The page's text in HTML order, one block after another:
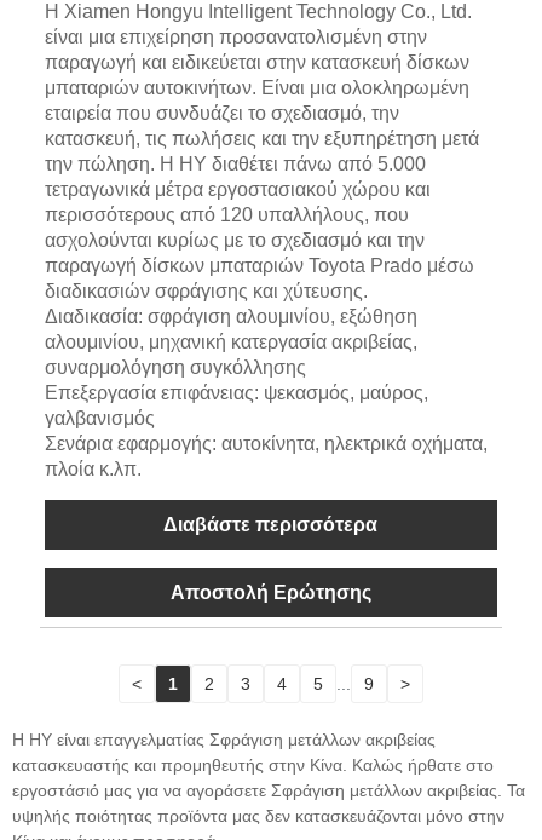
Η Xiamen Hongyu Intelligent Technology Co., Ltd.
είναι μια επιχείρηση προσανατολισμένη στην
παραγωγή και ειδικεύεται στην κατασκευή δίσκων
μπαταριών αυτοκινήτων. Είναι μια ολοκληρωμένη
εταιρεία που συνδυάζει το σχεδιασμό, την
κατασκευή, τις πωλήσεις και την εξυπηρέτηση μετά
την πώληση. Η HY διαθέτει πάνω από 5.000
τετραγωνικά μέτρα εργοστασιακού χώρου και
περισσότερους από 120 υπαλλήλους, που
ασχολούνται κυρίως με το σχεδιασμό και την
παραγωγή δίσκων μπαταριών Toyota Prado μέσω
διαδικασιών σφράγισης και χύτευσης.
Διαδικασία: σφράγιση αλουμινίου, εξώθηση
αλουμινίου, μηχανική κατεργασία ακριβείας,
συναρμολόγηση συγκόλλησης
Επεξεργασία επιφάνειας: ψεκασμός, μαύρος,
γαλβανισμός
Σενάρια εφαρμογής: αυτοκίνητα, ηλεκτρικά οχήματα,
πλοία κ.λπ.
Διαβάστε περισσότερα
Αποστολή Ερώτησης
< 1 2 3 4 5 9 >
Η HY είναι επαγγελματίας Σφράγιση μετάλλων ακριβείας
κατασκευαστής και προμηθευτής στην Κίνα. Καλώς ήρθατε στο
εργοστάσιό μας για να αγοράσετε Σφράγιση μετάλλων ακριβείας. Τα
υψηλής ποιότητας προϊόντα μας δεν κατασκευάζονται μόνο στην